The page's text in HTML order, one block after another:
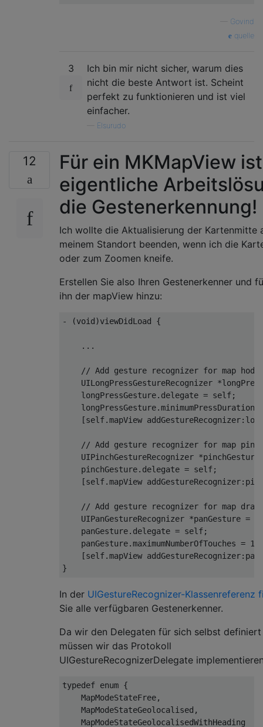
Govind
quelle
3
Ich bin mir nicht sicher, warum dies
nicht die beste Antwort ist. Scheint
perfekt zu funktionieren und ist viel
einfacher.
Elsurudo
12
Für ein MKMapView
eigentliche
die Gestenerkennung!
Ich wollte die Aktualisierung der Kartenmitte
meinem Standort beenden, wenn ich die
oder zum Zoomen kneife.
Erstellen Sie also Ihren Gestenerkenner und
ihn der mapView hinzu:
- (void)viewDidLoad {
...
// Add gesture recognizer for map
UILongPressGestureRecognizer *
    longPressGesture
. delegate = self;
    longPressGesture
.minimumPressDuration
[self.mapView addGestureRecognizer:
// Add gesture recognizer for map
UIPinchGestureRecognizer *
    pinchGesture
. delegate = self;
[self.mapView addGestureRecognizer:
// Add gesture recognizer for map
UIPanGestureRecognizer *panGesture =
    panGesture
. delegate = self;
    panGesture
.maximumNumberOfTouches = 1
[self.mapView addGestureRecognizer:
}
In der UIGestureRecognizer-Klassenreferenz
Sie alle verfügbaren Gestenerkenner.
Da wir den Delegaten für sich selbst definiert
müssen wir das Protokoll
UIGestureRecognizerDelegate
typedef enum {
MapModeStateFree,
MapModeStateGeolocalised ,
MapModeStateGeolocalisedWithHeading